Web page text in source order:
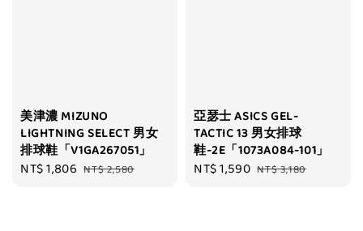
美津濃 MIZUNO
LIGHTNING SELECT 男女
排球鞋「V1GA267051」
Sale
NT$ 1,806 Regular
NT$ 2,580
亞瑟士 ASICS GEL-
TACTIC 13 男女排球
鞋-2E「1073A084-101」
Sale
NT$ 1,590 Regular
NT$ 3,180